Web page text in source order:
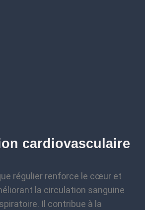
cardiovasculaire
régulier renforce le cœur et
la circulation sanguine
Il contribue à la